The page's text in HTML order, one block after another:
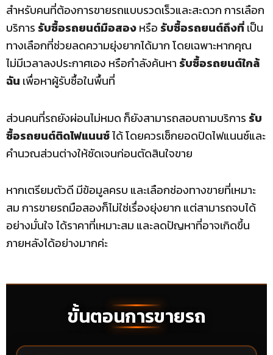
สำหรับคนที่ต้องการขายรถแบบรวดเร็วและสะดวก การเลือก
บริการ รับซื้อรถยนต์มือสองหรือ รับซื้อรถยนต์ถึงที่เป็น
ทางเลือกที่ช่วยลดความยุ่งยากได้มาก โดยเฉพาะหากคุณ
ไม่มีเวลาลงประกาศเอง หรือกำลังค้นหา รับซื้อรถยนต์ใกล้
ฉัน เพื่อหาผู้รับซื้อในพื้นที่
ส่วนคนที่รถยังผ่อนไม่หมด ก็ยังสามารถสอบถามบริการ รับ
ซื้อรถยนต์ติดไฟแนนซ์ได้ โดยควรเช็กยอดปิดไฟแนนซ์และ
คำนวณส่วนต่างให้ชัดเจนก่อนตัดสินใจขาย
หากเตรียมตัวดี มีข้อมูลครบ และเลือกช่องทางขายที่เหมาะ
สม การขายรถมือสองก็ไม่ใช่เรื่องยุ่งยาก แต่สามารถจบได้
อย่างมั่นใจ ได้ราคาที่เหมาะสม และลดปัญหาที่อาจเกิดขึ้น
ภายหลังได้อย่างมากค่ะ
ขั้นตอนการขายรถ